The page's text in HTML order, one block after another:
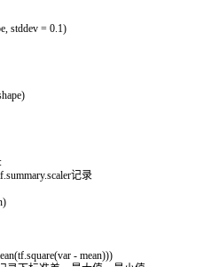
stddev = 0.1)
)
:
记录
)
(tf square(var - mean)))